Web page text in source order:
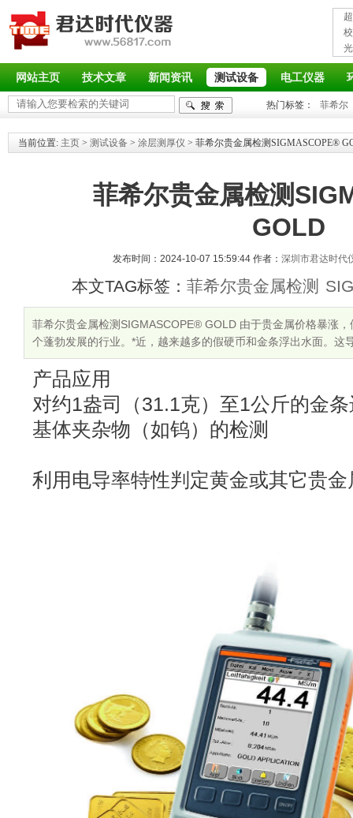
网站主页 技术文章 新闻资讯 测试设备 电工仪器
热门标签： 菲希尔
当前位置: 主页 > 测试设备 > 涂层测厚仪 > 菲希尔贵金属检测SIGMASCOPE®
菲希尔贵金属检测
GOLD
发布时间：2024-10-07 15:59:44 作者： 深圳市君达时代
本文TAG标签： 菲希尔贵金属检测
菲希尔贵金属检测SIGMASCOPE® GOLD 由于贵金属价格暴涨
个蓬勃发展的行业。*近，越来越多的假硬币和金条浮出水面。这
得谨慎。机构和私人投资者想确保他们不会投资到假硬币或金条
可靠、无损地辨别出任何假冒产品
产品应用
对约1盎司（31.1克）至1公斤的金
基体夹杂物（如钨）的检测
利用电导率特性判定黄金或其它贵金